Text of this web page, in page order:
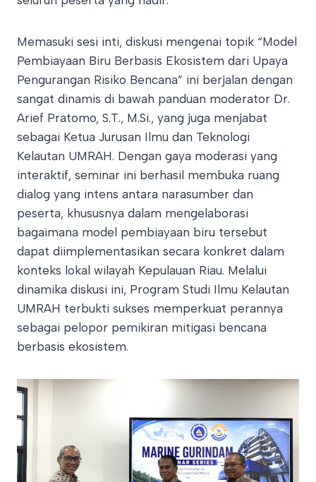
Memasuki sesi inti, diskusi mengenai topik “Model
Pembiayaan Biru Berbasis Ekosistem dari Upaya
Pengurangan Risiko Bencana” ini berjalan dengan
sangat dinamis di bawah panduan moderator Dr.
Arief Pratomo, S.T., M.Si., yang juga menjabat
sebagai Ketua Jurusan Ilmu dan Teknologi
Kelautan UMRAH. Dengan gaya moderasi yang
interaktif, seminar ini berhasil membuka ruang
dialog yang intens antara narasumber dan
peserta, khususnya dalam mengelaborasi
bagaimana model pembiayaan biru tersebut
dapat diimplementasikan secara konkret dalam
konteks lokal wilayah Kepulauan Riau. Melalui
dinamika diskusi ini, Program Studi Ilmu Kelautan
UMRAH terbukti sukses memperkuat perannya
sebagai pelopor pemikiran mitigasi bencana
berbasis ekosistem.